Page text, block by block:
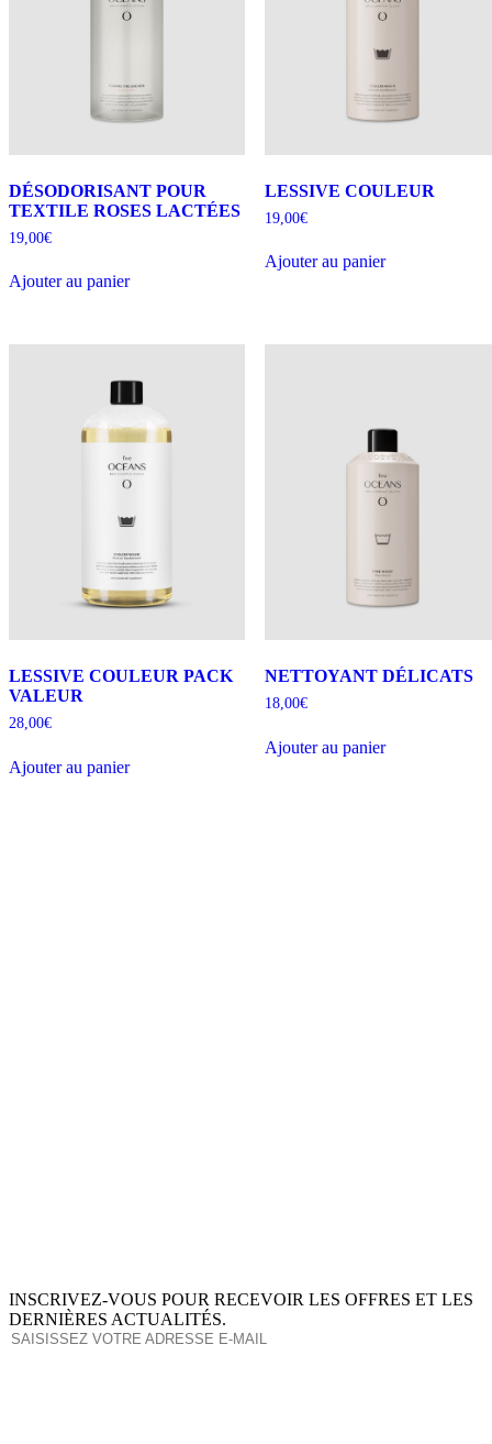
DÉSODORISANT POUR
TEXTILE ROSES LACTÉES
19,00€
Ajouter au panier
LESSIVE COULEUR
19,00€
Ajouter au panier
LESSIVE COULEUR PACK
VALEUR
28,00€
Ajouter au panier
NETTOYANT DÉLICATS
18,00€
Ajouter au panier
INSCRIVEZ-VOUS POUR RECEVOIR LES OFFRES ET LES
DERNIÈRES ACTUALITÉS.